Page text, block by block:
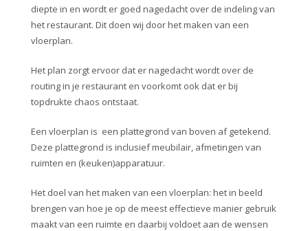
diepte in en wordt er goed nagedacht over de indeling van
het restaurant. Dit doen wij door het maken van een
vloerplan.
Het plan zorgt ervoor dat er nagedacht wordt over de
routing in je restaurant en voorkomt ook dat er bij
topdrukte chaos ontstaat.
Een vloerplan is een plattegrond van boven af getekend.
Deze plattegrond is inclusief meubilair, afmetingen van
ruimten en (keuken)apparatuur.
Het doel van het maken van een vloerplan: het in beeld
brengen van hoe je op de meest effectieve manier gebruik
maakt van een ruimte en daarbij voldoet aan de wensen